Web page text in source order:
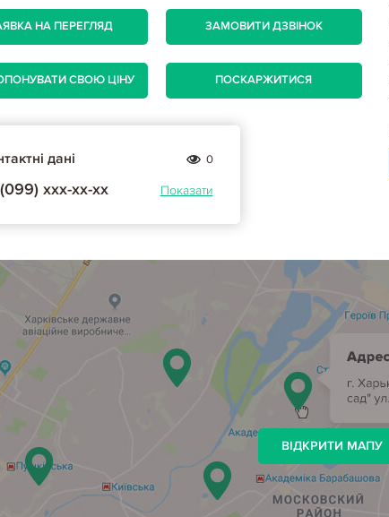
НА ПЕРЕГЛЯД ЗАМОВИТИ ДЗВІНОК
СВОЮ ЦІНУ ПОСКАРЖИТИСЯ
дані 0
(099) ххх-хх-хх Показати
ВІДКРИТИ МАПУ